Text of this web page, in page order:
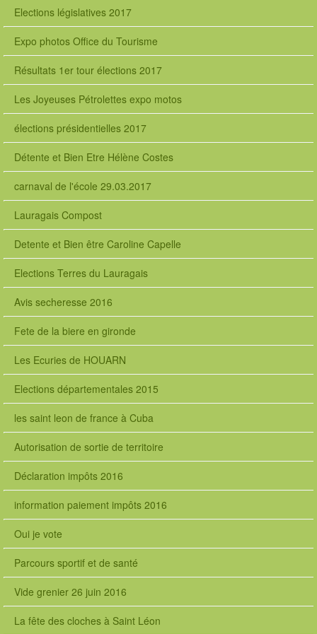
Elections législatives 2017
Expo photos Office du Tourisme
Résultats 1er tour élections 2017
Les Joyeuses Pétrolettes expo motos
élections présidentielles 2017
Détente et Bien Etre Hélène Costes
carnaval de l'école 29.03.2017
Lauragais Compost
Detente et Bien être Caroline Capelle
Elections Terres du Lauragais
Avis secheresse 2016
Fete de la biere en gironde
Les Ecuries de HOUARN
Elections départementales 2015
les saint leon de france à Cuba
Autorisation de sortie de territoire
Déclaration impôts 2016
information paiement impôts 2016
Oui je vote
Parcours sportif et de santé
Vide grenier 26 juin 2016
La fête des cloches à Saint Léon